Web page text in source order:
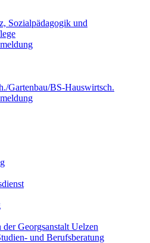
Sozialpädagogik und
Gartenbau/BS-Hauswirtsch.
der Georgsanstalt Uelzen
und Berufsberatung